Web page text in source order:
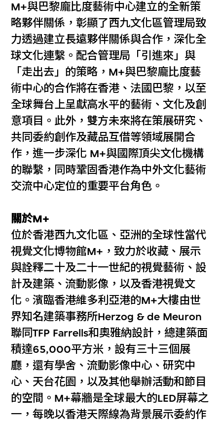
M+與巴黎龐比度藝術中心建立的全新策
略夥伴關係，彰顯了西九文化區管理局致
力透過建立長遠夥伴關係與合作，深化全
球文化連繫。配合管理局「引進來」與
「走出去」的策略，M+與巴黎龐比度藝
術中心的合作將在香港、法國巴黎，以至
全球舞台上呈獻高水平的藝術、文化及創
意項目。此外，雙方未來將在策展研究、
共同委約創作及藏品互借等領域展開合
作，進一步深化 M+與國際頂尖文化機構
的聯繫，同時鞏固香港作為中外文化藝術
交流中心定位的重要平台角色。
關於M+
位於香港西九文化區、亞洲的全球性當代
視覺文化博物館M+，致力於收藏、展示
與詮釋二十及二十一世紀的視覺藝術、設
計及建築、流動影像，以及香港視覺文
化。濱臨香港維多利亞港的M+大樓由世
界知名建築事務所Herzog & de Meuron
聯同TFP Farrells和奧雅納設計，總建築面
積達65,000平方米，設有三十三個展
廳，還有學舍、流動影像中心、研究中
心、天台花園，以及其他舉辦活動和節目
的空間。M+幕牆是全球最大的LED屏幕之
一，每晚以香港天際線為背景展示委約作